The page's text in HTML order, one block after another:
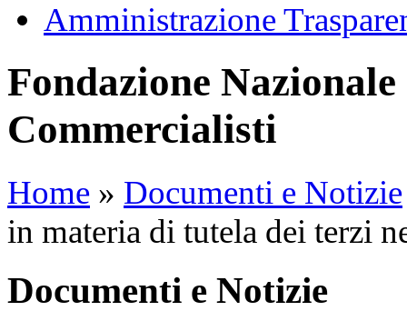
Amministrazione
Fondazione
Commercialisti
Home » Documenti e Notizie
in materia di tutela dei terzi
Documenti e Notizie